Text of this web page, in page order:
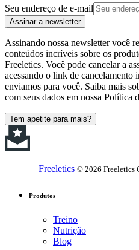
Seu endereço de e-mail
Assinar a newsletter
Assinando nossa newsletter você
conteúdos incríveis sobre os
Freeletics. Você pode cancelar a
acessando o link de cancelamento
enviamos para você. Saiba mais
com seus dados em nossa Política
Tem apetite para mais?
Freeletics © 2026 Freeletics
Produtos
Treino
Nutrição
Blog